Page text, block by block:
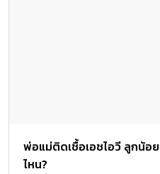
พ่อแม่ติดเชื้อเอชไอวี ลูกน้
ไหน?